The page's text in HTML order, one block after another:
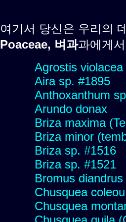
여기서 당신은 우리의
Poaceae, 벼과과에게
Agrostis violacea
Aira sp. #1895
Anthoxanthum
Arundo donax
Briza maxima
Briza minor
Briza sp. #1516
Briza sp. #1521
Bromus diandrus
Chusquea
Chusquea